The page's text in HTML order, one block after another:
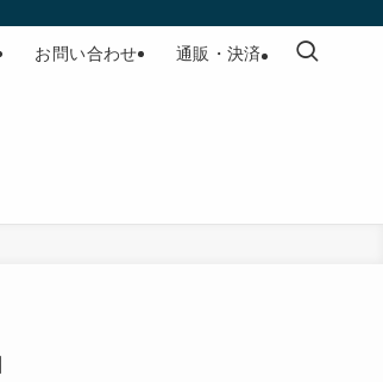
お問い合わせ 通販・決済